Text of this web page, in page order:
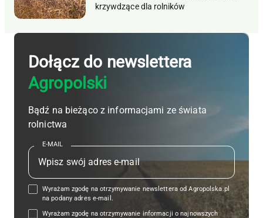
krzywdzące dla rolników
Dołącz do newslettera
Agropolski
Bądź na bieżąco z informacjami ze świata
rolnictwa
E-MAIL
Wyrażam zgodę na otrzymywanie newslettera od Agropolska.pl
na podany adres e-mail.
Wyrażam zgodę na otrzymywanie informacji o najnowszych